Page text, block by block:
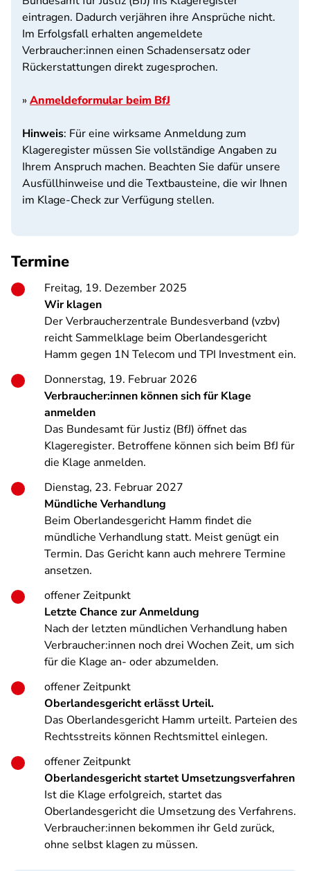
eintragen. Dadurch verjähren ihre Ansprüche nicht.
Im Erfolgsfall erhalten angemeldete
Verbraucher:innen einen Schadensersatz oder
Rückerstattungen direkt zugesprochen.
» Anmeldeformular beim BfJ
Hinweis: Für eine wirksame Anmeldung zum
Klageregister müssen Sie vollständige Angaben zu
Ihrem Anspruch machen. Beachten Sie dafür unsere
Ausfüllhinweise und die Textbausteine, die wir Ihnen
im Klage-Check zur Verfügung stellen.
Termine
Freitag, 19. Dezember 2025
Wir klagen
Der Verbraucherzentrale Bundesverband (vzbv)
reicht Sammelklage beim Oberlandesgericht
Hamm gegen 1N Telecom und TPI Investment ein.
Donnerstag, 19. Februar 2026
Verbraucher:innen können sich für Klage
anmelden
Das Bundesamt für Justiz (BfJ) öffnet das
Klageregister. Betroffene können sich beim BfJ für
die Klage anmelden.
Dienstag, 23. Februar 2027
Mündliche Verhandlung
Beim Oberlandesgericht Hamm findet die
mündliche Verhandlung statt. Meist genügt ein
Termin. Das Gericht kann auch mehrere Termine
ansetzen.
offener Zeitpunkt
Letzte Chance zur Anmeldung
Nach der letzten mündlichen Verhandlung haben
Verbraucher:innen noch drei Wochen Zeit, um sich
für die Klage an- oder abzumelden.
offener Zeitpunkt
Oberlandesgericht erlässt Urteil.
Das Oberlandesgericht Hamm urteilt. Parteien des
Rechtsstreits können Rechtsmittel einlegen.
offener Zeitpunkt
Oberlandesgericht startet Umsetzungsverfahren
Ist die Klage erfolgreich, startet das
Oberlandesgericht die Umsetzung des Verfahrens.
Verbraucher:innen bekommen ihr Geld zurück,
ohne selbst klagen zu müssen.